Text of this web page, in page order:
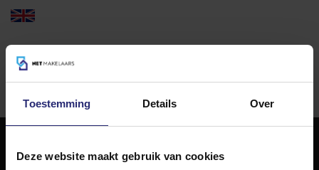
Toestemming Details Over
Deze website maakt gebruik van cookies
023 303 54 44
NET Makelaars